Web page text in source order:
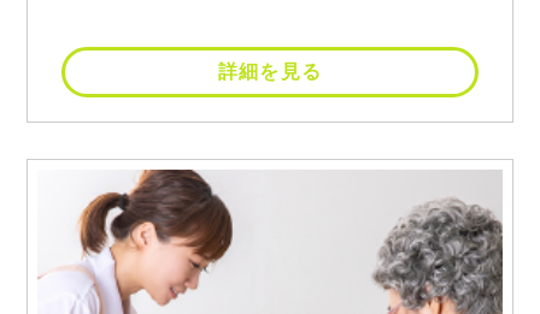
詳細を見る